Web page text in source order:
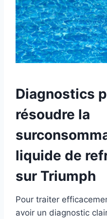
Diagnostics
résoudre la
liquide de
sur Triumph
Pour traiter
avoir un diagnostic